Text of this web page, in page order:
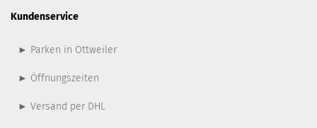
Kundenservice
► Parken in Ottweiler
► Öffnungszeiten
► Versand per DHL